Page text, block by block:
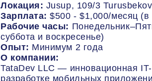
Локация: Jusup, 109/3
Зарплата: $500 - $1,000/месяц (в
Рабочие часы:
суббота и воскресенье)
Опыт: Минимум 2 года
О компании:
TataDev LLC — инновационная
разработке мобильных